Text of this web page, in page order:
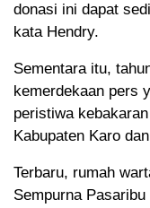
donasi ini dapat
kata Hendry.
Sementara itu,
kemerdekaan pers
peristiwa
Kabupaten Karo
Terbaru, rumah
Sempurna